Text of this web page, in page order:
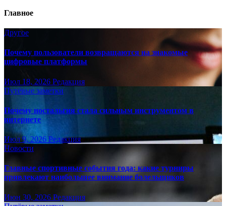
Главное
Другое
Почему пользователи возвращаются на знакомые
цифровые платформы
Июл 18, 2026 Редакция
Путёвые заметки
Почему ностальгия стала сильным инструментом в
интернете
Июл 9, 2026 Редакция
Новости
Главные спортивные события года: какие турниры
привлекают наибольшее внимание болельщиков
Июн 30, 2026 Редакция